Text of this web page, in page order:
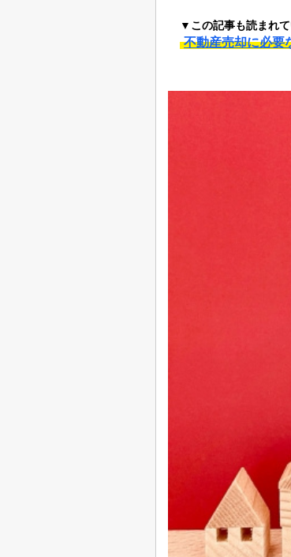
▼この記事も読まれ
不動産売却に必要